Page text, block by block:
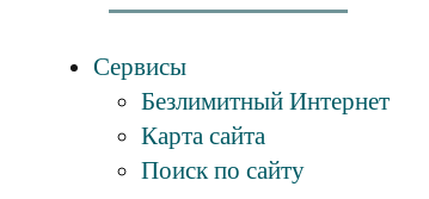
Сервисы
Безлимитный Интернет
Карта сайта
Поиск по сайту